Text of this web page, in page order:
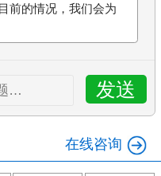
前的情况，我们会为
发送
在线咨询